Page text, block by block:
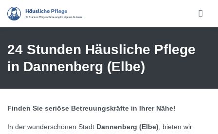
Skip to main content
24 Stunden Häusliche Pflege
in Dannenberg (Elbe)
Finden Sie seriöse Betreuungskräfte in Ihrer Nähe!
In der wunderschönen Stadt Dannenberg (Elbe) , bieten wir